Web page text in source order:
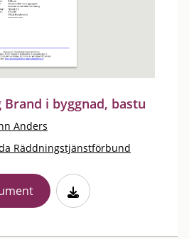
i byggnad, bastu
Anders
Räddningstjänstförbund